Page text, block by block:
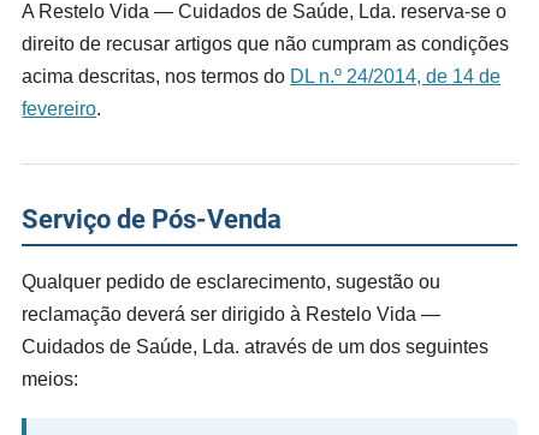
A Restelo Vida — Cuidados de Saúde, Lda. reserva-se o
direito de recusar artigos que não cumpram as condições
acima descritas, nos termos do DL n.º 24/2014, de 14 de
fevereiro.
Serviço de Pós-Venda
Qualquer pedido de esclarecimento, sugestão ou
reclamação deverá ser dirigido à Restelo Vida —
Cuidados de Saúde, Lda. através de um dos seguintes
meios: